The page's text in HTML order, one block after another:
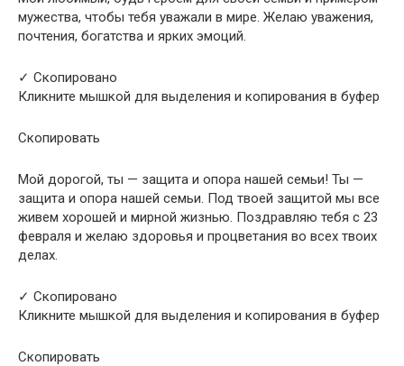
мужества, чтобы тебя уважали в мире. Желаю уважения,
почтения, богатства и ярких эмоций.
✓ Скопировано
Кликните мышкой для выделения и копирования в буфер
Скопировать
Мой дорогой, ты — защита и опора нашей семьи! Ты —
защита и опора нашей семьи. Под твоей защитой мы все
живем хорошей и мирной жизнью. Поздравляю тебя с 23
февраля и желаю здоровья и процветания во всех твоих
делах.
✓ Скопировано
Кликните мышкой для выделения и копирования в буфер
Скопировать